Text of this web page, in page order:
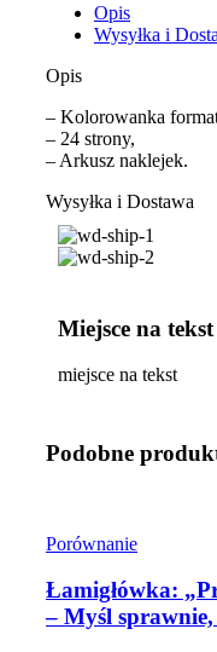
Opis
Wysyłka i
Opis
– Kolorowanka
– 24 strony,
– Arkusz naklejek.
Wysyłka i Dostawa
Miejsce na tekst
miejsce na tekst
Podobne
Porównanie
Łamigłówka:
– Myśl